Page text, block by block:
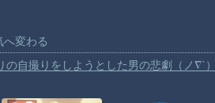
変わる
の自撮りをしようとした男の悲劇（ノ∇`